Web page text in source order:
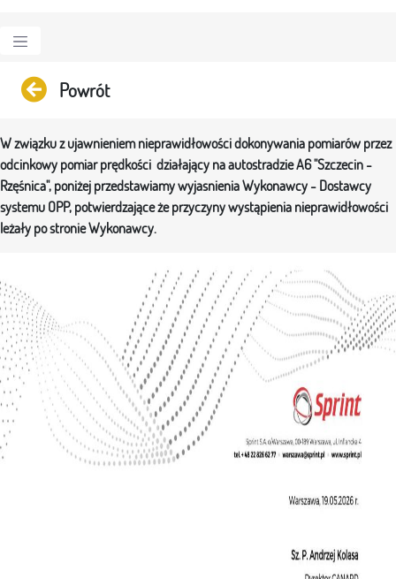
Powrót
W związku z ujawnieniem nieprawidłowości dokonywania pomiarów przez
odcinkowy pomiar prędkości działający na autostradzie A6 "Szczecin -
Rzęśnica", poniżej przedstawiamy wyjasnienia Wykonawcy - Dostawcy
systemu OPP, potwierdzające że przyczyny wystąpienia nieprawidłowości
leżały po stronie Wykonawcy.